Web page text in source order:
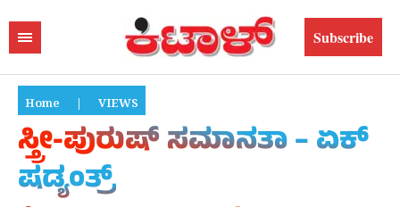
Subscribe
Home | VIEWS
ಸ್ತ್ರೀ-ಪುರುಷ್ ಸಮಾನತಾ – ಏಕ್
ಷಡ್ಯಂತ್ರ್